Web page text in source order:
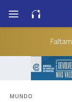
Faltam
MUNDO